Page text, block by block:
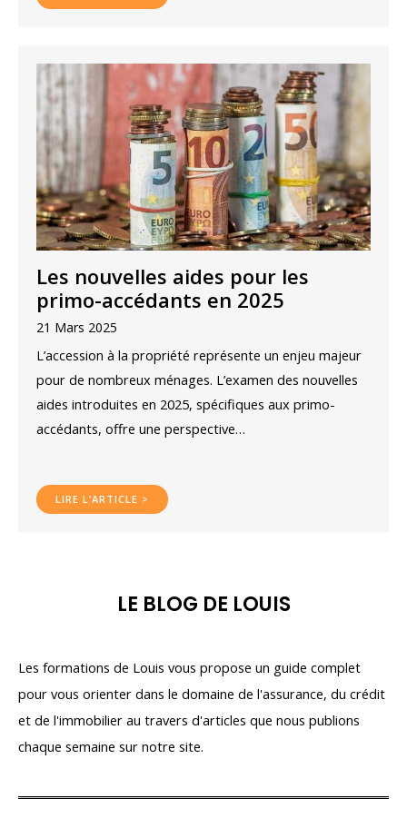
Les nouvelles aides pour les
primo-accédants en 2025
21 Mars 2025
L’accession à la propriété représente un enjeu majeur
pour de nombreux ménages. L’examen des nouvelles
aides introduites en 2025, spécifiques aux primo-
accédants, offre une perspective…
LIRE L’ARTICLE >
LE BLOG DE LOUIS
Les formations de Louis vous propose un guide complet
pour vous orienter dans le domaine de l'assurance, du crédit
et de l'immobilier au travers d'articles que nous publions
chaque semaine sur notre site.